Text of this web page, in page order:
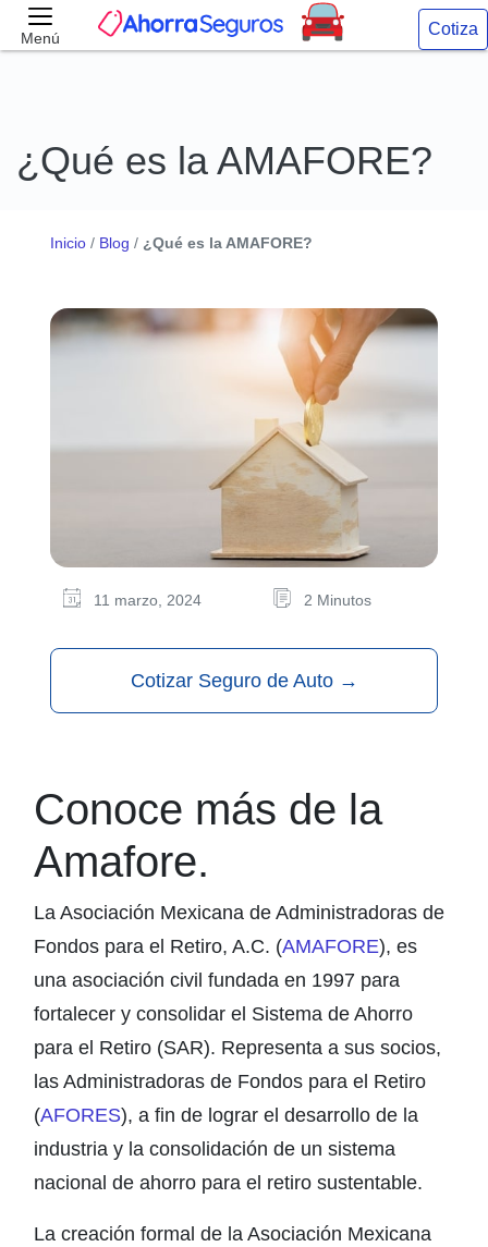
Menú Cotiza
¿Qué es la AMAFORE?
Inicio / Blog / ¿Qué es la AMAFORE?
11 marzo, 2024 2 Minutos
Cotizar Seguro de Auto →
Conoce más de la
Amafore.
La Asociación Mexicana de Administradoras de
Fondos para el Retiro, A.C. (AMAFORE), es
una asociación civil fundada en 1997 para
fortalecer y consolidar el Sistema de Ahorro
para el Retiro (SAR). Representa a sus socios,
las Administradoras de Fondos para el Retiro
(AFORES), a fin de lograr el desarrollo de la
industria y la consolidación de un sistema
nacional de ahorro para el retiro sustentable.
La creación formal de la Asociación Mexicana